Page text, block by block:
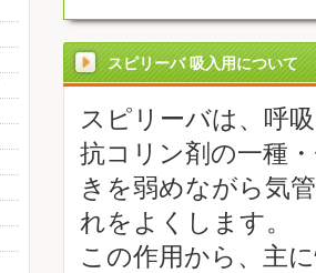
スピリーバ 吸入用について
スピリーバは、呼
抗コリン剤の一種
きを弱めながら気
れをよくします。
この作用から、主